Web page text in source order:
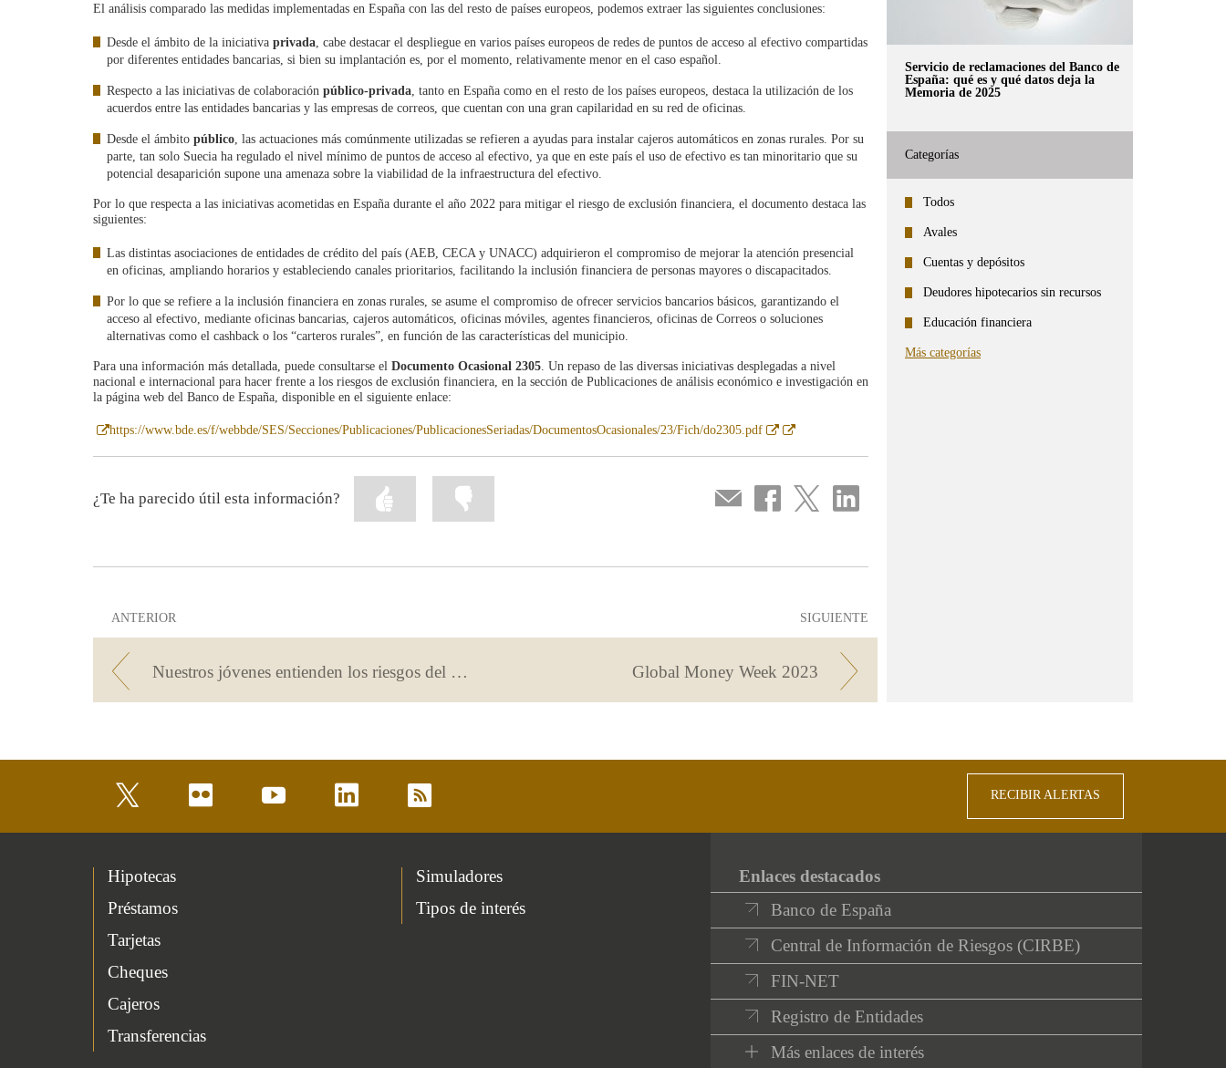
El análisis comparado las medidas implementadas en España con las del resto de países europeos, podemos extraer las siguientes conclusiones:
Desde el ámbito de la iniciativa privada, cabe destacar el despliegue en varios países europeos de redes de puntos de acceso al efectivo compartidas
por diferentes entidades bancarias, si bien su implantación es, por el momento, relativamente menor en el caso español.
Respecto a las iniciativas de colaboración público-privada, tanto en España como en el resto de los países europeos, destaca la utilización de los
acuerdos entre las entidades bancarias y las empresas de correos, que cuentan con una gran capilaridad en su red de oficinas.
Desde el ámbito público, las actuaciones más comúnmente utilizadas se refieren a ayudas para instalar cajeros automáticos en zonas rurales. Por su
parte, tan solo Suecia ha regulado el nivel mínimo de puntos de acceso al efectivo, ya que en este país el uso de efectivo es tan minoritario que su
potencial desaparición supone una amenaza sobre la viabilidad de la infraestructura del efectivo.
Por lo que respecta a las iniciativas acometidas en España durante el año 2022 para mitigar el riesgo de exclusión financiera, el documento destaca las
siguientes:
Las distintas asociaciones de entidades de crédito del país (AEB, CECA y UNACC) adquirieron el compromiso de mejorar la atención presencial
en oficinas, ampliando horarios y estableciendo canales prioritarios, facilitando la inclusión financiera de personas mayores o discapacitados.
Por lo que se refiere a la inclusión financiera en zonas rurales, se asume el compromiso de ofrecer servicios bancarios básicos, garantizando el
acceso al efectivo, mediante oficinas bancarias, cajeros automáticos, oficinas móviles, agentes financieros, oficinas de Correos o soluciones
alternativas como el cashback o los “carteros rurales”, en función de las características del municipio.
Para una información más detallada, puede consultarse el Documento Ocasional 2305. Un repaso de las diversas iniciativas desplegadas a nivel
nacional e internacional para hacer frente a los riesgos de exclusión financiera, en la sección de Publicaciones de análisis económico e investigación en
la página web del Banco de España, disponible en el siguiente enlace:
Abre
ventana
https://www.bde.es/f/webbde/SES/Secciones/Publicaciones/PublicacionesSeriadas/DocumentosOcasionales/23/Fich/do2305.pdf
Abre
ventana
Abre
ventana
Compartir
por
Compartir
en
Compartir
en
Compartir
en
¿Te ha parecido útil esta información?
Marcar
información
ANTERIOR
Nuestros jóvenes entienden los riesgos del fraude en internet
SIGUIENTE
Global Money Week 2023
Servicio de reclamaciones del Banco de
España: qué es y qué datos deja la
Memoria de 2025
Categorías
Todos
Avales
Cuentas y depósitos
Deudores hipotecarios sin recursos
Educación financiera
Más categorías
flickr youtube linkedin rss RECIBIR ALERTAS
Hipotecas
Préstamos
Tarjetas
Cheques
Cajeros
Transferencias
Simuladores
Tipos de interés
Enlaces destacados
Banco de España
Central de Información de Riesgos (CIRBE)
FIN-NET
Registro de Entidades
Más enlaces de interés